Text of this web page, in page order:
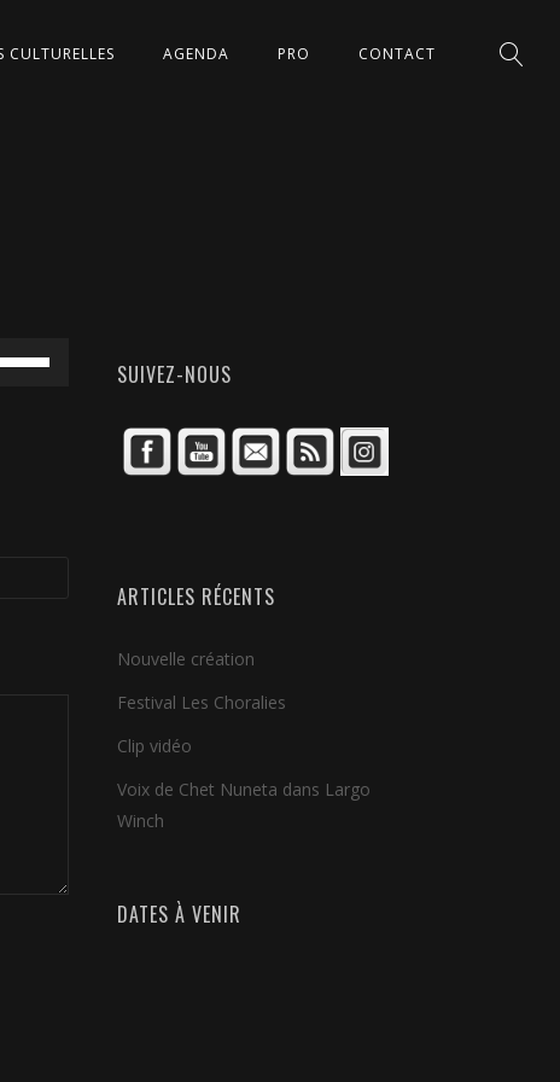
CULTURELLES AGENDA PRO CONTACT
SUIVEZ-NOUS
ARTICLES RÉCENTS
Nouvelle création
Festival Les Choralies
Clip vidéo
Voix de Chet Nuneta dans Largo
Winch
DATES À VENIR